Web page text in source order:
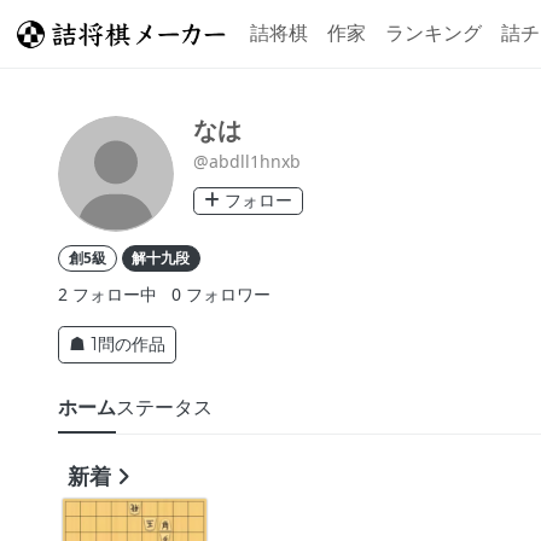
詰将棋 作家 ランキング 詰
なは
@abdll1hnxb
フォロー
創5級 解十九段
2 フォロー中 0 フォロワー
☗ 1問の作品
ホームステータス
新着